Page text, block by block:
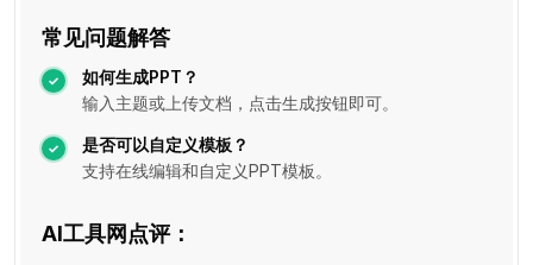
常见问题解答
如何生成PPT？
输入主题或上传文档，点击生成按钮即可。
是否可以自定义模板？
支持在线编辑和自定义PPT模板。
AI工具网点评：